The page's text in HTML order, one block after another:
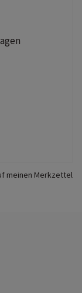
meinen Merkzettel